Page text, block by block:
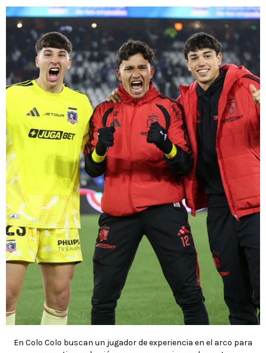
En Colo Colo buscan un jugador de experiencia en el arco para